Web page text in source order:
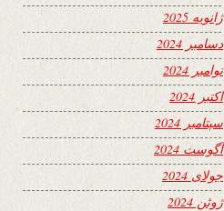
ژانویه 2025
دسامبر 2024
نوامبر 2024
اکتبر 2024
سپتامبر 2024
آگوست 2024
جولای 2024
ژوئن 2024